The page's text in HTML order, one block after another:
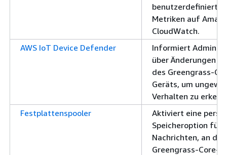
benutzerdefinierte
Metriken auf
CloudWatch.
AWS IoT Device Defender
Informiert
über Änderungen
des Greengrass-
Geräts, um
Verhalten zu
Festplattenspooler
Aktiviert eine
Speicheroption für
Nachrichten, an die
Greengrass-Core-